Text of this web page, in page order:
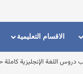
الاقسام التعليمية
الإنجليزية للمبتدئين في ٤ صفحات فقط